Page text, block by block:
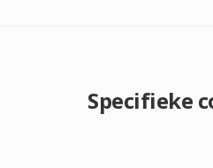
Specifieke